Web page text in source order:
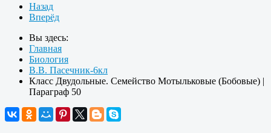
Назад
Вперёд
Вы здесь:
Главная
Биология
В.В. Пасечник-6кл
Класс Двудольные. Семейство Мотыльковые (Бобовые) |
Параграф 50